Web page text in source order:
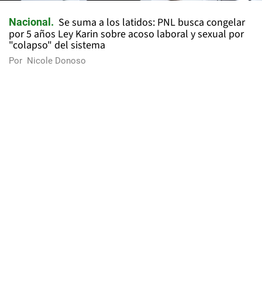
Nacional
Se suma a los latidos: PNL busca congelar
por 5 años Ley Karin sobre acoso laboral y sexual por
"colapso" del sistema
Por Nicole Donoso